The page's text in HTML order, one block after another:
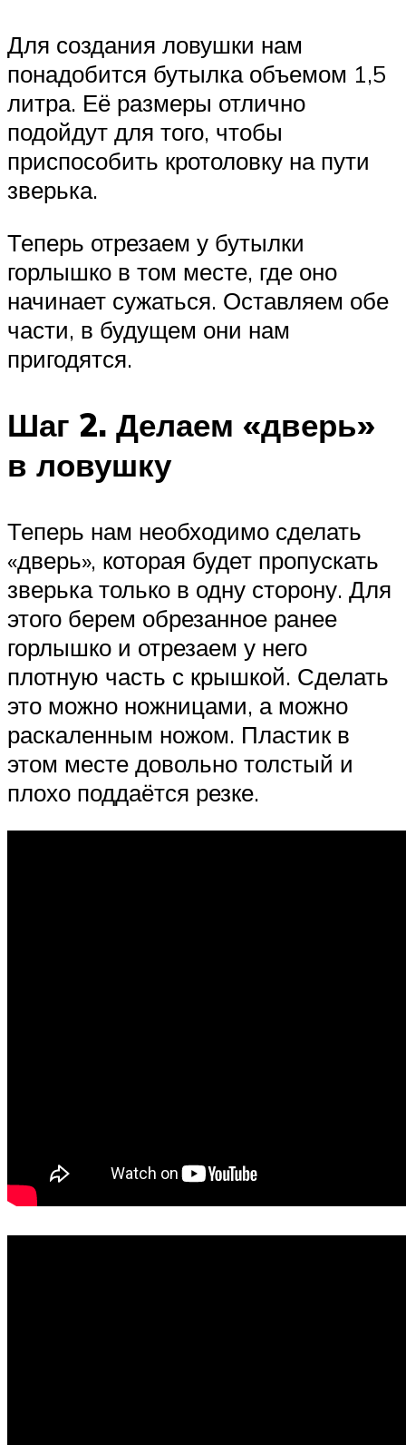
Для создания ловушки нам
понадобится бутылка объемом 1,5
литра. Её размеры отлично
подойдут для того, чтобы
приспособить кротоловку на пути
зверька.
Теперь отрезаем у бутылки
горлышко в том месте, где оно
начинает сужаться. Оставляем обе
части, в будущем они нам
пригодятся.
Шаг 2. Делаем «дверь»
в ловушку
Теперь нам необходимо сделать
«дверь», которая будет пропускать
зверька только в одну сторону. Для
этого берем обрезанное ранее
горлышко и отрезаем у него
плотную часть с крышкой. Сделать
это можно ножницами, а можно
раскаленным ножом. Пластик в
этом месте довольно толстый и
плохо поддаётся резке.